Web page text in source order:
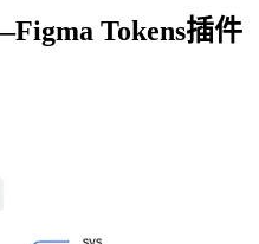
Tokens插件